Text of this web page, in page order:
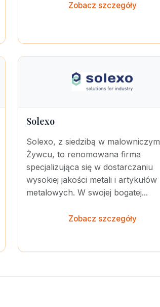
Zobacz szczegóły
Solexo
Solexo, z siedzibą w malowniczym
Żywcu, to renomowana firma
specjalizująca się w dostarczaniu
wysokiej jakości metali i artykułów
metalowych. W swojej bogatej...
Zobacz szczegóły